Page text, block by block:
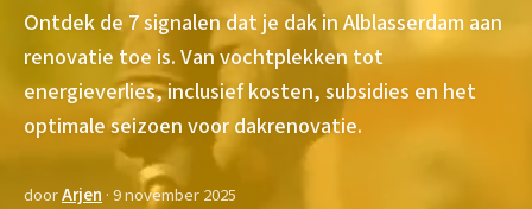
Ontdek de 7 signalen dat je dak in Alblasserdam aan
renovatie toe is. Van vochtplekken tot
energieverlies, inclusief kosten, subsidies en het
optimale seizoen voor dakrenovatie.
doorArjen · 9 november 2025